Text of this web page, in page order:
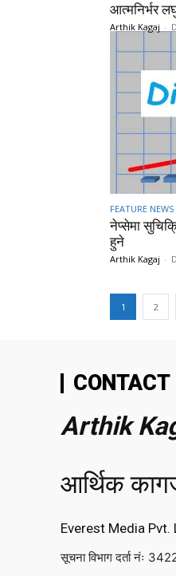
आत्मनिर्भर
Arthik Kagaj -
FEATURE NEWS
नेप्सेमा
हुने
Arthik Kagaj -
1 2
CONTACT
Arthik
आर्थिक
Everest Media Pvt.
सूचना विभाग दर्ता नंः